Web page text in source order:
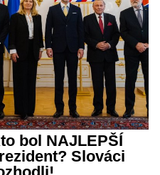
bol NAJLEPŠÍ
Slováci